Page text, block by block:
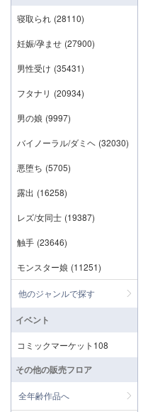
寝取られ (28110)
妊娠/孕ませ (27900)
男性受け (35431)
フタナリ (20934)
男の娘 (9997)
バイノーラル/ダミヘ (32030)
悪堕ち (5705)
露出 (16258)
レズ/女同士 (19387)
触手 (23646)
モンスター娘 (11251)
他のジャンルで探す
イベント
コミックマーケット108
その他の販売フロア
全年齢作品へ